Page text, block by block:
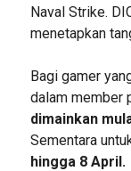
Naval Strike.
menetapkan
Bagi gamer
dalam member
dimainkan
Sementara
hingga 8 April.